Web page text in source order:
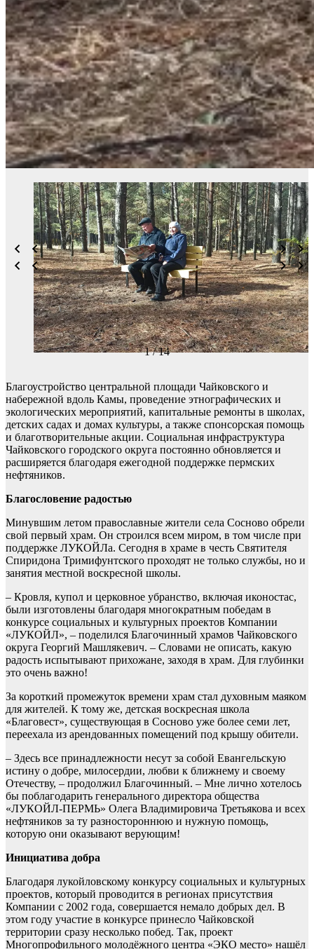
1 / 14
Благоустройство центральной площади Чайковского и
набережной вдоль Камы, проведение этнографических и
экологических мероприятий, капитальные ремонты в школах,
детских садах и домах культуры, а также спонсорская помощь
и благотворительные акции. Социальная инфраструктура
Чайковского городского округа постоянно обновляется и
расширяется благодаря ежегодной поддержке пермских
нефтяников.
Благословение радостью
Минувшим летом православные жители села Сосново обрели
свой первый храм. Он строился всем миром, в том числе при
поддержке ЛУКОЙЛа. Сегодня в храме в честь Святителя
Спиридона Тримифунтского проходят не только службы, но и
занятия местной воскресной школы.
– Кровля, купол и церковное убранство, включая иконостас,
были изготовлены благодаря многократным победам в
конкурсе социальных и культурных проектов Компании
«ЛУКОЙЛ», – поделился Благочинный храмов Чайковского
округа Георгий Машлякевич. – Словами не описать, какую
радость испытывают прихожане, заходя в храм. Для глубинки
это очень важно!
За короткий промежуток времени храм стал духовным маяком
для жителей. К тому же, детская воскресная школа
«Благовест», существующая в Сосново уже более семи лет,
переехала из арендованных помещений под крышу обители.
– Здесь все принадлежности несут за собой Евангельскую
истину о добре, милосердии, любви к ближнему и своему
Отечеству, – продолжил Благочинный. – Мне лично хотелось
бы поблагодарить генерального директора общества
«ЛУКОЙЛ-ПЕРМЬ» Олега Владимировича Третьякова и всех
нефтяников за ту разностороннюю и нужную помощь,
которую они оказывают верующим!
Инициатива добра
Благодаря лукойловскому конкурсу социальных и культурных
проектов, который проводится в регионах присутствия
Компании с 2002 года, совершается немало добрых дел. В
этом году участие в конкурсе принесло Чайковской
территории сразу несколько побед. Так, проект
Многопрофильного молодёжного центра «ЭКО место» нашёл